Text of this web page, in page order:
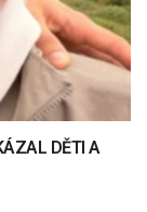
DĚTI A